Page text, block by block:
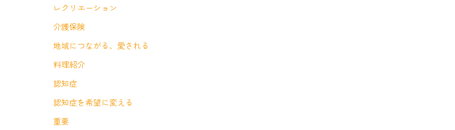
レクリエーション
介護保険
地域につながる、愛される
料理紹介
認知症
認知症を希望に変える
重要